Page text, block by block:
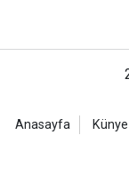
Anasayfa Künye